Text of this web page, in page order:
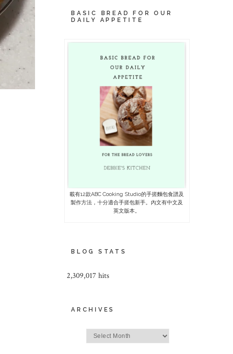
BASIC BREAD FOR OUR
DAILY APPETITE
載有12款ABC Cooking Studio的手搓麵包食譜及
製作方法，十分適合手搓包新手。內文有中文及
英文版本。
BLOG STATS
2,309,017 hits
ARCHIVES